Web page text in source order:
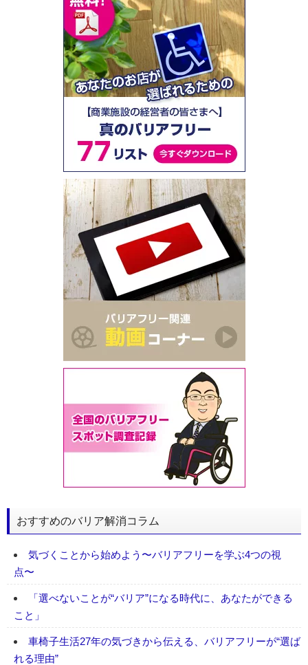
おすすめのバリア解消コラム
気づくことから始めよう〜バリアフリーを学ぶ4つの視
点〜
「選べないことが“バリア”になる時代に、あなたができる
こと」
車椅子生活27年の気づきから伝える、バリアフリーが“選ば
れる理由”